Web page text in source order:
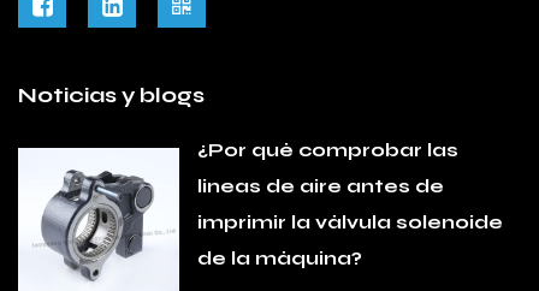
Noticias y blogs
¿Por qué comprobar las
líneas de aire antes de
imprimir la válvula solenoide
de la máquina?